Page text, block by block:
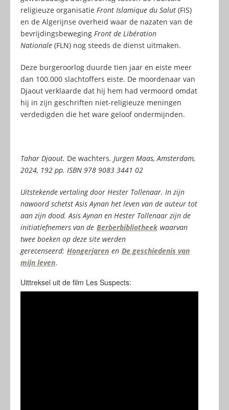
religieuze organisatie Front Islamique du Salut (FIS)
en de Algerijnse overheid waar de nazaten van de
bevrijdingsbeweging Front de Libération
Nationale (FLN) nog steeds de dienst uitmaken.
Deze burgeroorlog duurde tien jaar en eiste meer
dan 100.000 slachtoffers eiste. De moordenaar van
Djaout verklaarde dat hij hem had vermoord omdat
hij in zijn geschriften niet-religieuze meningen
verdedigden die het ware geloof ondermijnden.
Tahar Djaout. De wachters. Jurgen Maas, Amsterdam,
2024, 192 pp. ISBN 978 9083 3441 02
Uitstekende vertaling door Hester Tollenaar. In zijn
nawoord schetst Asis Aynan het leven van de auteur tot
aan zijn dood. Asis Aynan en Hester Tollenaar zijn de
initiatiefnemers van de Berberbibliotheek waarvan
twee boeken op deze site werden
gerecenseerd: Hongerjaren en De geschiedenis van
mijn leven.
Uittreksel uit de film Les Suspects: